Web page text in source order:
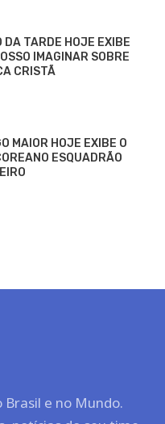
DA TARDE HOJE EXIBE
IMAGINAR SOBRE
CRISTÃ
MAIOR HOJE EXIBE O
ESQUADRÃO
Brasil e no Mundo.